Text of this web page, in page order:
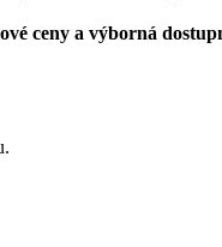
ceny a výborná